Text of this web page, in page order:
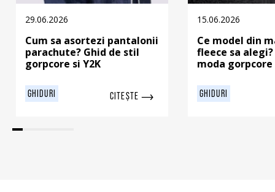
29.06.2026
Cum sa asortezi pantalonii
parachute? Ghid de stil
gorpcore si Y2K
GHIDURI CITEȘTE
15.06.2026
Ce model din
fleece sa
moda
GHIDURI